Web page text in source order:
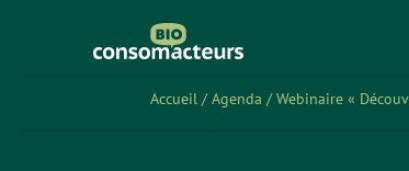
Accueil /Agenda /Webinaire «